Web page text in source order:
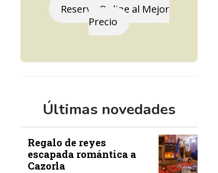
Reserva Online al Mejor
Precio
Últimas novedades
Regalo de reyes
escapada romántica a
Cazorla